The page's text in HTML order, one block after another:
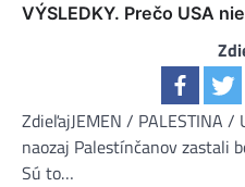
VÝSLEDKY. Prečo USA
ZdieľajJEMEN / PALESTINA /
naozaj Palestínčanov zastali
Sú to…